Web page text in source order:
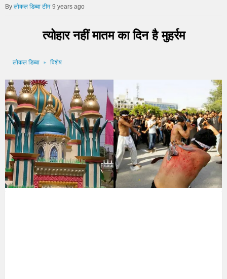
लोकल डिब्बा टीम 9 years ago
त्योहार नहीं मातम का दिन है मुहर्रम
लोकल डिब्बा विशेष